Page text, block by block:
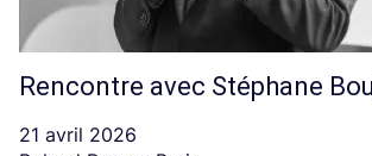
Rencontre avec Stéphane
21 avril 2026